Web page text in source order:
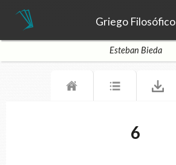
Griego Filosófico
Esteban Bieda
6